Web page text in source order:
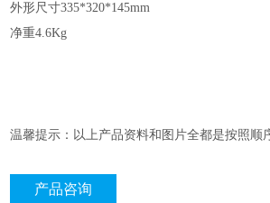
外形尺寸335*320*145mm
净重4.6Kg
温馨提示：以上产品资料和图片全都是按照顺
产品咨询